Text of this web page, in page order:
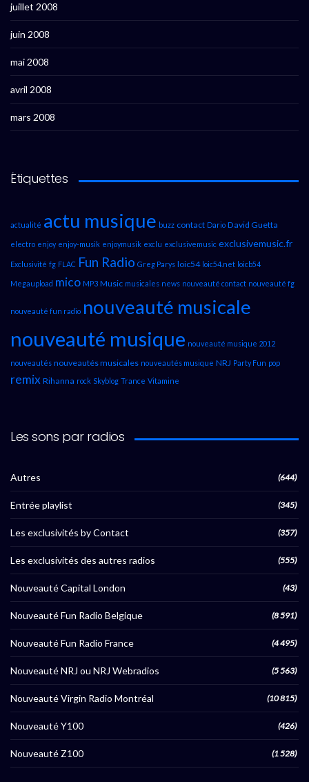
juillet 2008
juin 2008
mai 2008
avril 2008
mars 2008
Étiquettes
actualité actu musique buzz contact Dario David Guetta
electro enjoy enjoy-musik enjoymusik exclu exclusivemusic exclusivemusic.fr
Exclusivité fg FLAC Fun Radio Greg Parys loic54 loic54.net loicb54
Megaupload mico MP3 Music musicales news nouveauté contact nouveauté fg
nouveauté fun radio nouveauté musicale
nouveauté musique nouveauté musique 2012
nouveautés nouveautés musicales nouveautés musique NRJ Party Fun pop
remix Rihanna rock Skyblog Trance Vitamine
Les sons par radios
Autres (644)
Entrée playlist (345)
Les exclusivités by Contact (357)
Les exclusivités des autres radios (555)
Nouveauté Capital London (43)
Nouveauté Fun Radio Belgique (8 591)
Nouveauté Fun Radio France (4 495)
Nouveauté NRJ ou NRJ Webradios (5 563)
Nouveauté Virgin Radio Montréal (10 815)
Nouveauté Y100 (426)
Nouveauté Z100 (1 528)